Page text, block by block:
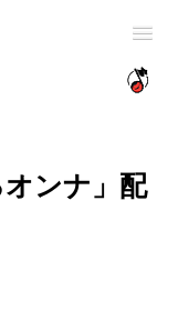
ンナ」配